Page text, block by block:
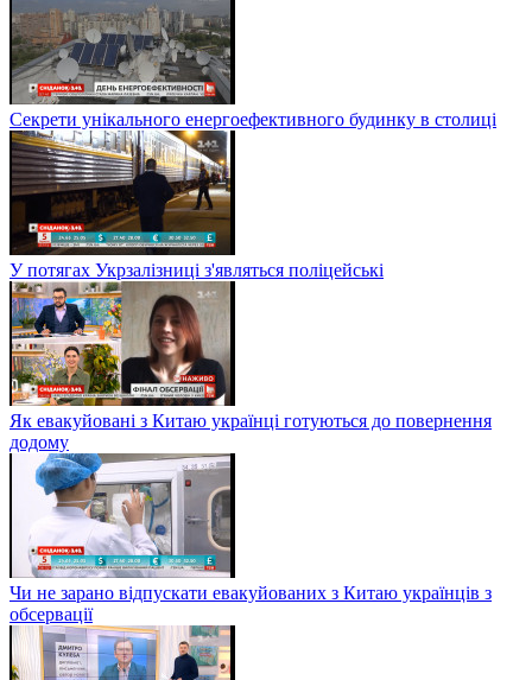
Секрети унікального енергоефективного будинку в столиці
У потягах Укрзалізниці з'являться поліцейські
Як евакуйовані з Китаю українці готуються до повернення
додому
Чи не зарано відпускати евакуйованих з Китаю українців з
обсервації